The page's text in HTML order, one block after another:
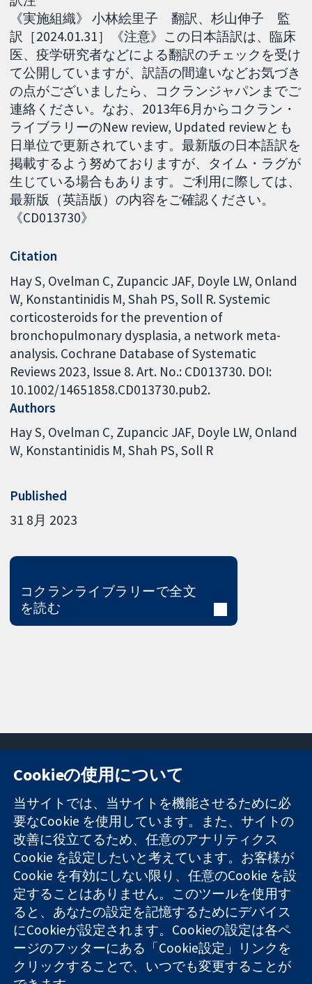
《実施組織》 小林絵里子 翻訳、杉山伸子 監
訳［2024.01.31］《注意》この日本語訳は、臨床
医、疫学研究者などによる翻訳のチェックを受け
て公開していますが、訳語の間違いなどお気づき
の点がございましたら、コクランジャパンまでご
連絡ください。なお、2013年6月からコクラン・
ライブラリーのNew review, Updated reviewとも
日単位で更新されています。最新版の日本語訳を
掲載するよう努めておりますが、タイム・ラグが
生じている場合もあります。ご利用に際しては、
最新版（英語版）の内容をご確認ください。
《CD013730》
Citation
Hay S, Ovelman C, Zupancic JAF, Doyle LW, Onland
W, Konstantinidis M, Shah PS, Soll R. Systemic
corticosteroids for the prevention of
bronchopulmonary dysplasia, a network meta-
analysis. Cochrane Database of Systematic
Reviews 2023, Issue 8. Art. No.: CD013730. DOI:
10.1002/14651858.CD013730.pub2.
Authors
Hay S Ovelman C Zupancic JAF Doyle LW Onland
W Konstantinidis M Shah PS Soll R
Published
31 8月 2023
コクランライブラリーで全文
を読む
信頼できるエビ
デンスと
情報に基づく意
思決定により
健康のさらなる
向上へ
11-13 Cavendish
Square
London
W1G 0AN
United Kingdom
お問い合わせ
ニュース
広報
コクランにつ
いて
採用
Cochrane
Library
コクラン・コラボレーションは、イングランド及びウェールズ
に登録された慈善団体（登録番号 1045921）および保証有限責
Cookieの使用について
当サイトでは、当サイトを機能させるために必
要なCookie を使用しています。また、サイトの
改善に役立てるため、任意のアナリティクス
Cookie を設定したいと考えています。お客様が
Cookie を有効にしない限り、任意のCookie を設
定することはありません。このツールを使用す
ると、あなたの設定を記憶するためにデバイス
にCookieが設定されます。Cookieの設定は各ペ
ージのフッターにある「Cookie設定」リンクを
クリックすることで、いつでも変更することが